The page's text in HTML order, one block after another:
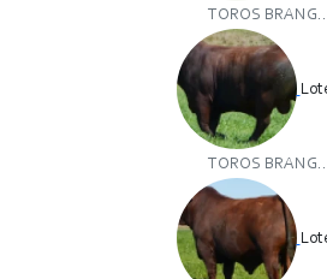
TOROS
TOROS